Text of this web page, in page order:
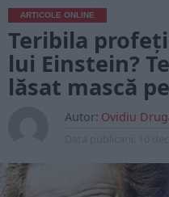
ARTICOLE ONLINE
Teribila
lui Einstein?
lăsat mască
Autor: Ovidiu